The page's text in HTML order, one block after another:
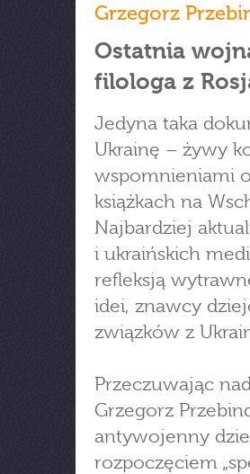
Grzegorz
Ostatnia
filologa z
Jedyna taka
Ukrainę – żywy
wspomnieniami
książkach na
Najbardziej
i ukraińskich
refleksją
idei, znawcy
związków z
Przeczuwając
Grzegorz
antywojenny
rozpoczęciem